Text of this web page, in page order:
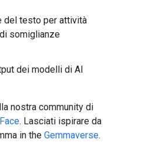
del testo per attività
somiglianze
dei modelli di AI
nostra community di
. Lasciati ispirare da
in the Gemmaverse.